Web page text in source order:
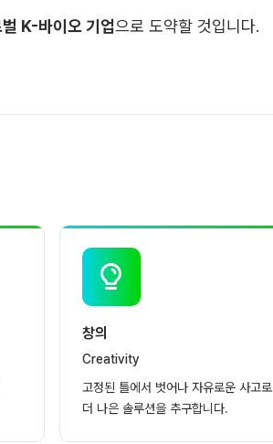
K-바이오 기업으로 도약할 것입니다.
창의
Creativity
고정된 틀에서 벗어나 자유로운 사고로
더 나은 솔루션을 추구합니다.